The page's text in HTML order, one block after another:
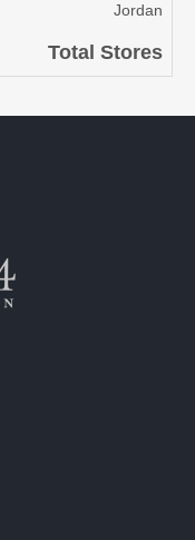
Jordan
Total Stores